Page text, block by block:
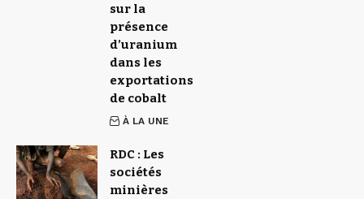
sur la
présence
d’uranium
dans les
exportations
de cobalt
À LA UNE
RDC : Les
sociétés
minières